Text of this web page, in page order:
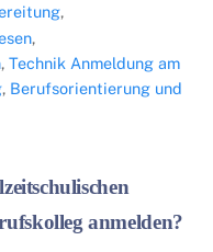
,
,
,Technik Anmeldung am
, Berufsorientierung und
anmelden?